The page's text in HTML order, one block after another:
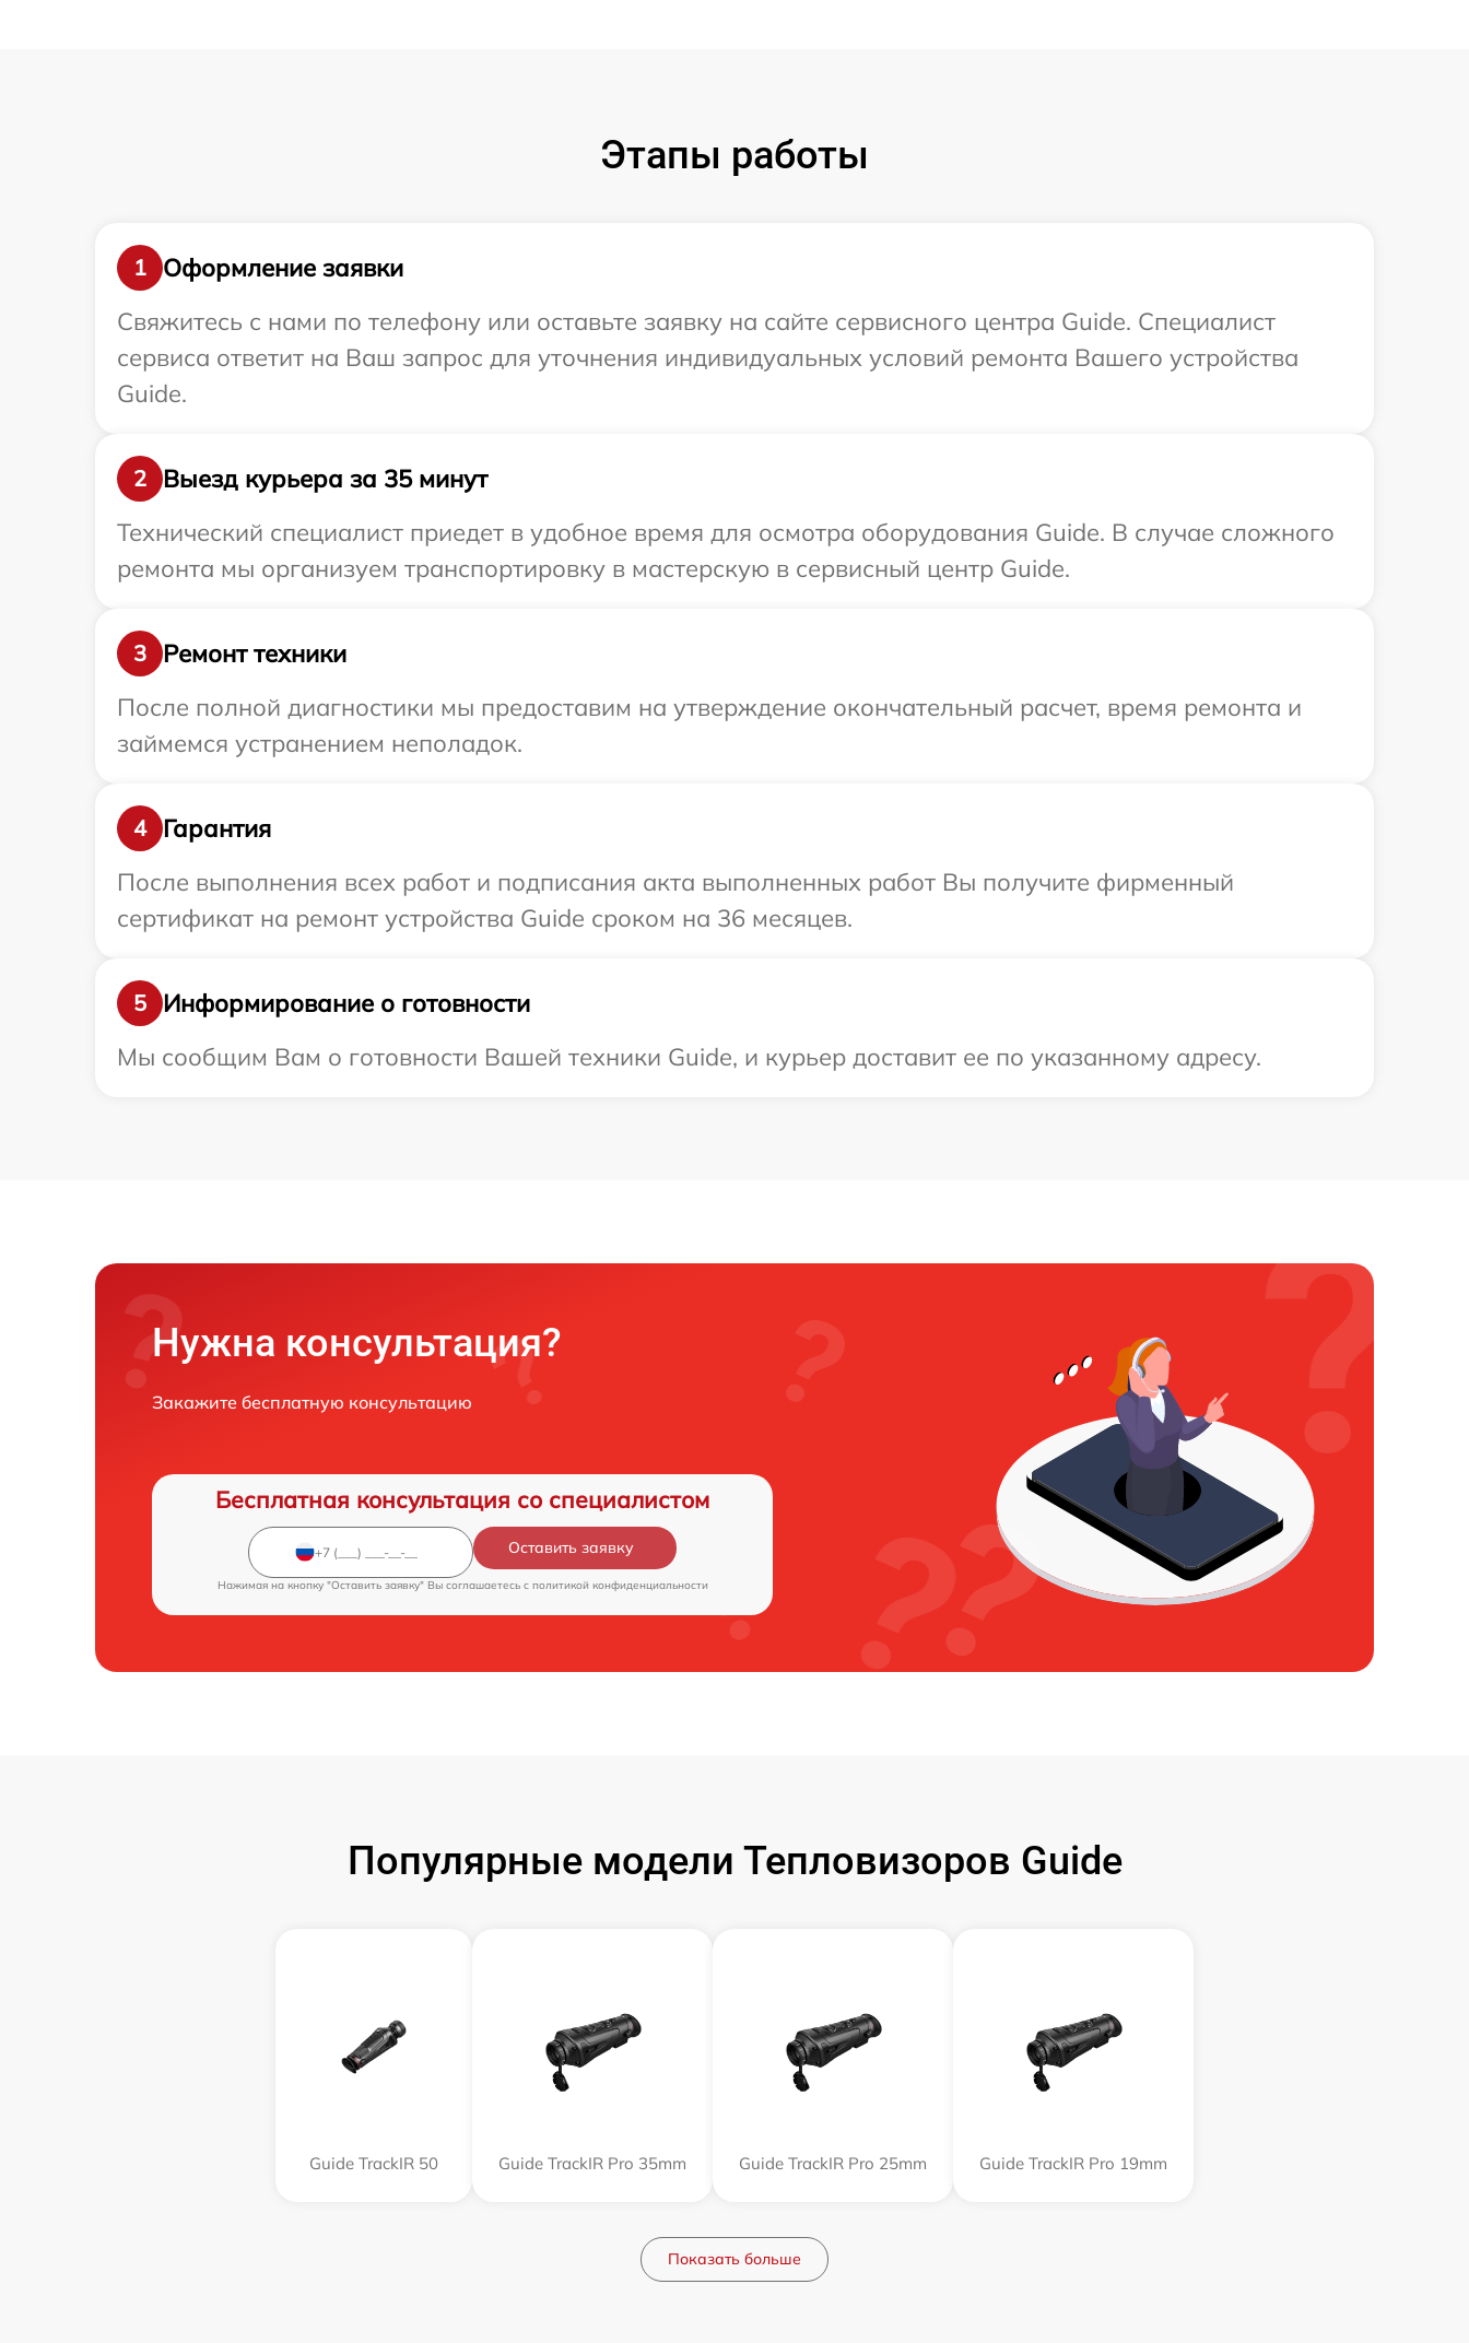
Этапы работы
1
Оформление заявки
Свяжитесь с нами по телефону или оставьте заявку на сайте сервисного центра Guide. Специалист
сервиса ответит на Ваш запрос для уточнения индивидуальных условий ремонта Вашего устройства
Guide.
2
Выезд курьера за 35 минут
Технический специалист приедет в удобное время для осмотра оборудования Guide. В случае сложного
ремонта мы организуем транспортировку в мастерскую в сервисный центр Guide.
3
Ремонт техники
После полной диагностики мы предоставим на утверждение окончательный расчет, время ремонта и
займемся устранением неполадок.
4
Гарантия
После выполнения всех работ и подписания акта выполненных работ Вы получите фирменный
сертификат на ремонт устройства Guide сроком на 36 месяцев.
5
Информирование о готовности
Мы сообщим Вам о готовности Вашей техники Guide, и курьер доставит ее по указанному адресу.
Нужна консультация?
Закажите бесплатную консультацию
Бесплатная консультация со специалистом
Оставить заявку
Нажимая на кнопку "Оставить заявку" Вы соглашаетесь c политикой конфиденциальности
Популярные модели Тепловизоров Guide
Guide TrackIR 50 Guide TrackIR Pro 35mm Guide TrackIR Pro 25mm Guide TrackIR Pro 19mm
Показать больше